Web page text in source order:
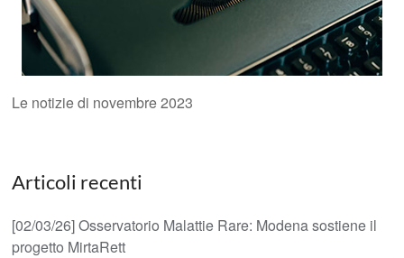
Le notizie di novembre 2023
Articoli recenti
[02/03/26] Osservatorio Malattie Rare: Modena sostiene il
progetto MirtaRett